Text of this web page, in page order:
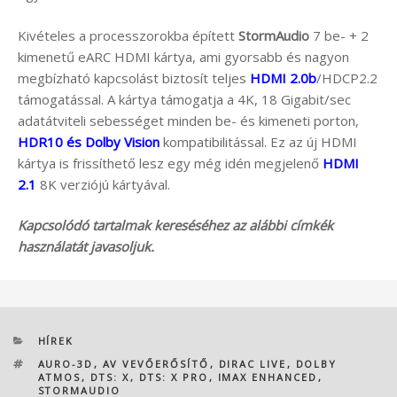
Kivételes a processzorokba épített StormAudio 7 be- + 2
kimenetű eARC HDMI kártya, ami gyorsabb és nagyon
megbízható kapcsolást biztosít teljes HDMI 2.0b/HDCP2.2
támogatással. A kártya támogatja a 4K, 18 Gigabit/sec
adatátviteli sebességet minden be- és kimeneti porton,
HDR10 és Dolby Vision kompatibilitással. Ez az új HDMI
kártya is frissíthető lesz egy még idén megjelenő HDMI
2.1 8K verziójú kártyával.
Kapcsolódó tartalmak kereséséhez az alábbi címkék
használatát javasoljuk.
KATEGÓRIÁK
HÍREK
CÍMKÉK
AURO-3D , AV VEVŐERŐSÍTŐ , DIRAC LIVE , DOLBY
ATMOS , DTS: X , DTS: X PRO , IMAX ENHANCED ,
STORMAUDIO